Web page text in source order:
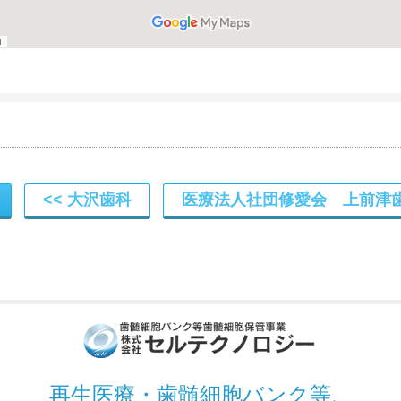
大沢歯科 医療法人社団修愛会 上前津
再生医療・歯髄細胞バンク 等、